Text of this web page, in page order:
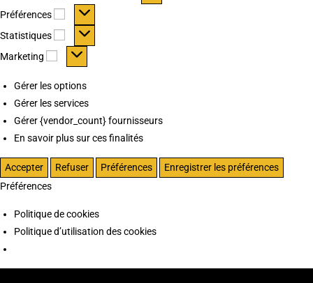
Préférences
Préférences
Statistiques Statistiques
Marketing Marketing
Gérer les options
Gérer les services
Gérer {vendor_count} fournisseurs
En savoir plus sur ces finalités
Accepter Refuser Préférences
Enregistrer les préférences
Préférences
Politique de cookies
Politique d’utilisation des cookies